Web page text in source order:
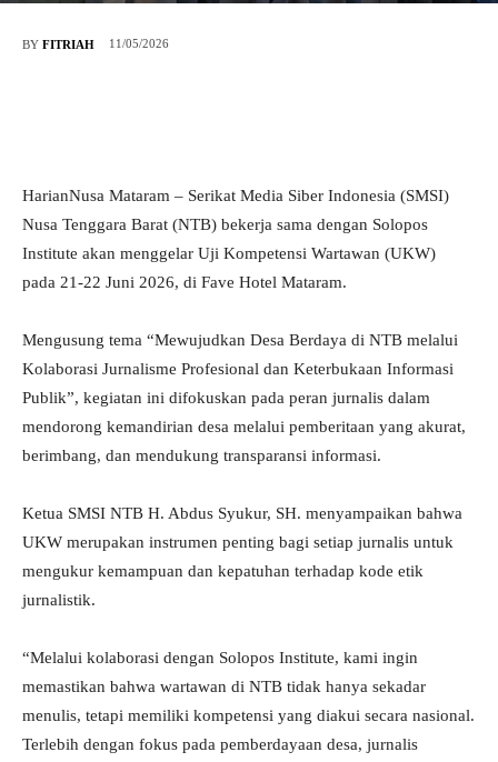
BY FITRIAH 11/05/2026
HarianNusa Mataram – Serikat Media Siber Indonesia (SMSI)
Nusa Tenggara Barat (NTB) bekerja sama dengan Solopos
Institute akan menggelar Uji Kompetensi Wartawan (UKW)
pada 21-22 Juni 2026, di Fave Hotel Mataram.
Mengusung tema “Mewujudkan Desa Berdaya di NTB melalui
Kolaborasi Jurnalisme Profesional dan Keterbukaan Informasi
Publik”, kegiatan ini difokuskan pada peran jurnalis dalam
mendorong kemandirian desa melalui pemberitaan yang akurat,
berimbang, dan mendukung transparansi informasi.
Ketua SMSI NTB H. Abdus Syukur, SH. menyampaikan bahwa
UKW merupakan instrumen penting bagi setiap jurnalis untuk
mengukur kemampuan dan kepatuhan terhadap kode etik
jurnalistik.
“Melalui kolaborasi dengan Solopos Institute, kami ingin
memastikan bahwa wartawan di NTB tidak hanya sekadar
menulis, tetapi memiliki kompetensi yang diakui secara nasional.
Terlebih dengan fokus pada pemberdayaan desa, jurnalis